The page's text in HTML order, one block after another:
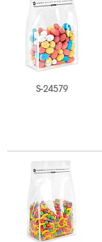
S-24579